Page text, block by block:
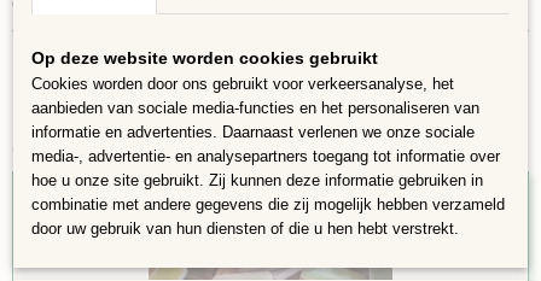
Ook interessant
Op deze website worden cookies gebruikt
Cookies worden door ons gebruikt voor verkeersanalyse, het
aanbieden van sociale media-functies en het personaliseren van
informatie en advertenties. Daarnaast verlenen we onze sociale
media-, advertentie- en analysepartners toegang tot informatie over
hoe u onze site gebruikt. Zij kunnen deze informatie gebruiken in
combinatie met andere gegevens die zij mogelijk hebben verzameld
door uw gebruik van hun diensten of die u hen hebt verstrekt.